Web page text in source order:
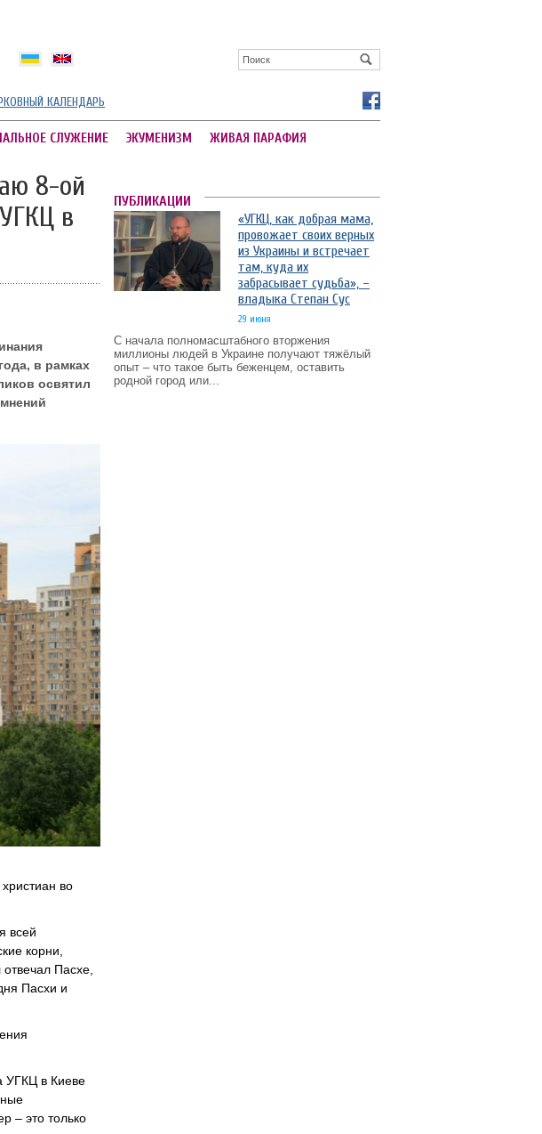
КАЛЕНДАРЬ
СЛУЖЕНИЕ ЭКУМЕНИЗМ ЖИВАЯ ПАРАФИЯ
8-ой
в
в рамках
освятил
во
всей
корни,
Пасхе,
Пасхи и
УГКЦ в Киеве
– это только
ПУБЛИКАЦИИ
«УГКЦ, как добрая мама,
провожает своих верных
из Украины и встречает
там, куда их
забрасывает судьба», –
владыка Степан Сус
29 июня
С начала полномасштабного вторжения
миллионы людей в Украине получают тяжёлый
опыт – что такое быть беженцем, оставить
родной город или...